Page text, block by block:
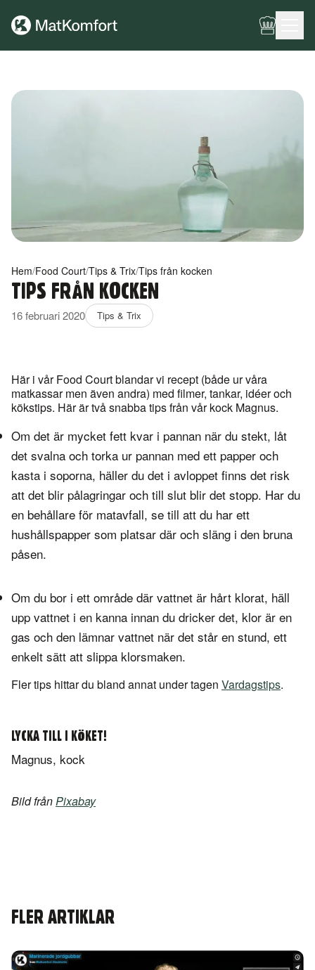
Hem/Food Court/Tips & Trix/Tips från kocken
TIPS FRÅN KOCKEN
16 februari 2020 Tips & Trix
Här i vår Food Court blandar vi recept (både ur våra
matkassar men även andra) med filmer, tankar, idéer och
kökstips. Här är två snabba tips från vår kock Magnus.
Om det är mycket fett kvar i pannan när du stekt, låt
det svalna och torka ur pannan med ett papper och
kasta i soporna, häller du det i avloppet finns det risk
att det blir pålagringar och till slut blir det stopp. Har du
en behållare för matavfall, se till att du har ett
hushållspapper som platsar där och släng i den bruna
påsen.
Om du bor i ett område där vattnet är hårt klorat, häll
upp vattnet i en kanna innan du dricker det, klor är en
gas och den lämnar vattnet när det står en stund, ett
enkelt sätt att slippa klorsmaken.
Fler tips hittar du bland annat under tagen Vardagstips.
LYCKA TILL I KÖKET!
Magnus, kock
Bild från Pixabay
FLER ARTIKLAR